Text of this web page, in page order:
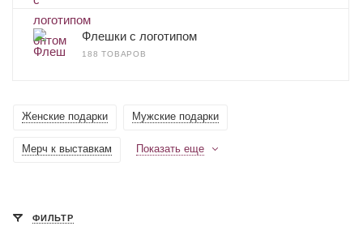
Флешки с логотипом
188 ТОВАРОВ
Женские подарки Мужские подарки
Мерч к выставкам Показать еще
ФИЛЬТР